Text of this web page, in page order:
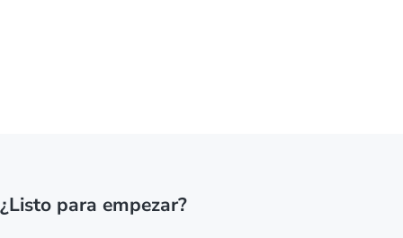
¿Listo para empezar?